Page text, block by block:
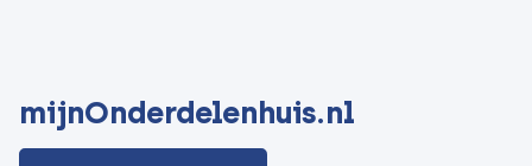
mijnOnderdelenhuis.nl